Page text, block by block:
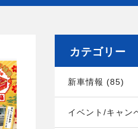
カテゴリー
新車情報 (85)
イベント/キャン